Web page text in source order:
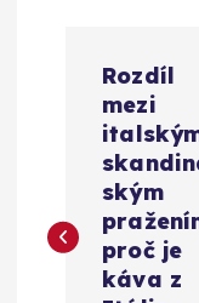
i
Rozdíl
mezi
ským
proč je
káva z